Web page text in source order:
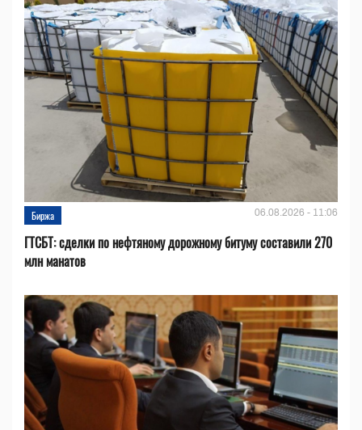
Биржа 06.08.2026 - 11:06
ГТСБТ: сделки по нефтяному дорожному битуму составили 270
млн манатов